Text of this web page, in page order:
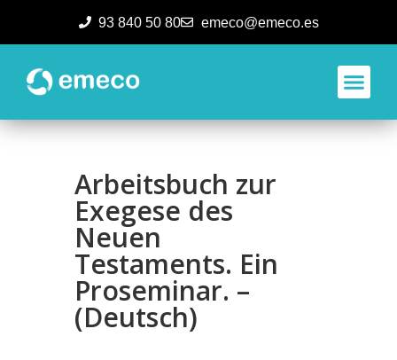
93 840 50 80 emeco@emeco.es
Arbeitsbuch zur
Exegese des
Neuen
Testaments. Ein
Proseminar. –
(Deutsch)